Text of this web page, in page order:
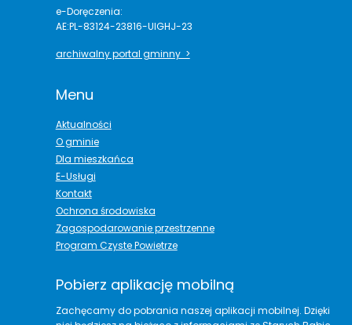
e-Doręczenia:
AE:PL-83124-23816-UIGHJ-23
archiwalny portal gminny >
Menu
Aktualności
O gminie
Dla mieszkańca
E-Usługi
Kontakt
Ochrona środowiska
Zagospodarowanie przestrzenne
Program Czyste Powietrze
Pobierz aplikację mobilną
Zachęcamy do pobrania naszej aplikacji mobilnej. Dzięki